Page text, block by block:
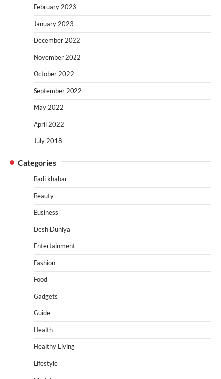
February 2023
January 2023
December 2022
November 2022
October 2022
September 2022
May 2022
April 2022
July 2018
Categories
Badi khabar
Beauty
Business
Desh Duniya
Entertainment
Fashion
Food
Gadgets
Guide
Health
Healthy Living
Lifestyle